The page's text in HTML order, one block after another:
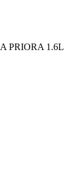
PRIORA 1.6L